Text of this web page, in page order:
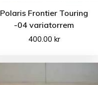
Polaris Frontier Touring
-04 variatorrem
400.00 kr